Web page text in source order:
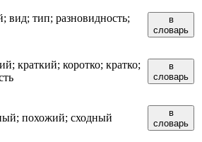
вид; тип; разновидность;
в
словарь
краткий; коротко; кратко;
в
словарь
похожий; сходный
в
словарь